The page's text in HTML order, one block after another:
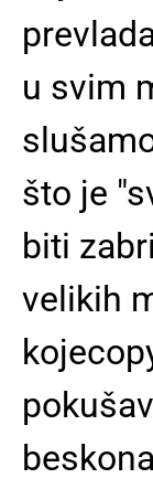
u svim
što je
biti
velikih